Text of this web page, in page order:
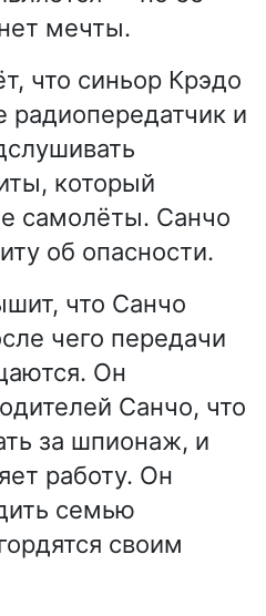
мечты.
что синьор Крэдо
радиопередатчик и
который
самолёты. Санчо
об опасности.
что Санчо
чего передачи
Он
Санчо, что
за шпионаж, и
работу. Он
семью
своим